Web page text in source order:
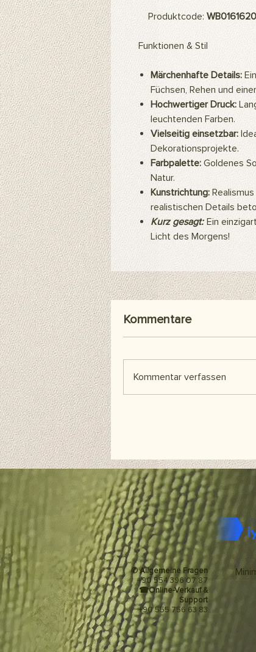
Produktcode:
Funktionen & Stil
Märchenhafte Details:
Füchsen, Rehen und
Hochwertiger Druck:
leuchtenden Farben.
Vielseitig einsetzbar:
Dekorationsprojekte.
Farbpalette: Goldenes
Natur.
Kunstrichtung:
realistischen Details
Kurz gesagt: Ein
Licht des Morgens!
Kommentare
Kommentar verfassen
✆ Allgemeine Fragen
+90 554 396 07 87
☎Online-Verkauf &
Support
+90 555 756 63 83